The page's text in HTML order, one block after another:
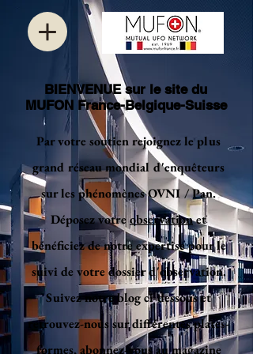
BIENVENUE sur le site du
MUFON France-Belgique-Suisse
Par votre soutien rejoignez le plus
grand réseau mondial d'enquêteurs
sur les phénomènes OVNI / Pan.
Déposez votreobservationet
bénéficiez de notre expertise pour le
suivi de votre dossier d'observation.
Suivez notre blog ci-dessous et
retrouvez-nous sur différentes plates-
formes, abonnez-vous au magazine